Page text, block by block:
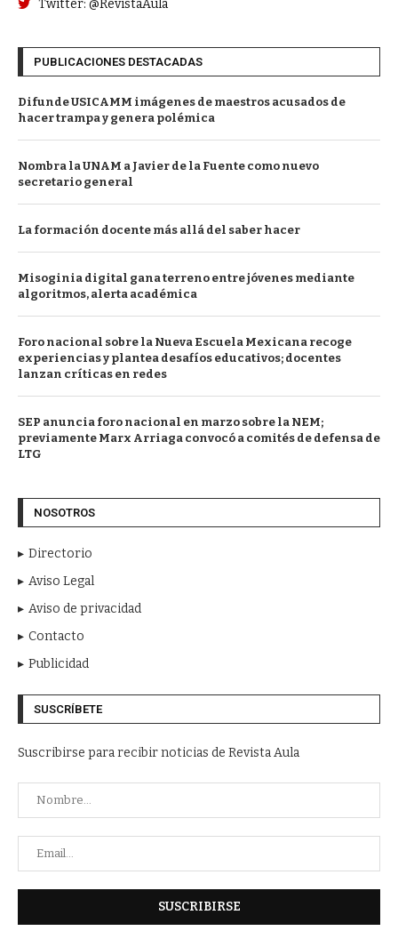
Twitter: @RevistaAula
PUBLICACIONES DESTACADAS
Difunde USICAMM imágenes de maestros acusados de
hacer trampa y genera polémica
Nombra la UNAM a Javier de la Fuente como nuevo
secretario general
La formación docente más allá del saber hacer
Misoginia digital gana terreno entre jóvenes mediante
algoritmos, alerta académica
Foro nacional sobre la Nueva Escuela Mexicana recoge
experiencias y plantea desafíos educativos; docentes
lanzan críticas en redes
SEP anuncia foro nacional en marzo sobre la NEM;
previamente Marx Arriaga convocó a comités de defensa de
LTG
NOSOTROS
Directorio
Aviso Legal
Aviso de privacidad
Contacto
Publicidad
SUSCRÍBETE
Suscribirse para recibir noticias de Revista Aula